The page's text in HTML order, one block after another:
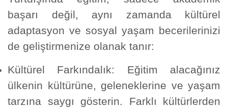
başarı değil, aynı zamanda kültürel
adaptasyon ve sosyal yaşam becerilerinizi
de geliştirmenize olanak tanır:
Kültürel Farkındalık: Eğitim alacağınız
ülkenin kültürüne, geleneklerine ve yaşam
tarzına saygı gösterin. Farklı kültürlerden